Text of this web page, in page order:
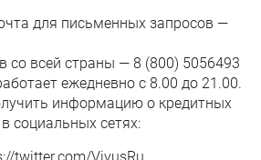
для письменных запросов —
со всей страны — 8 (800) 5056493
ежедневно с 8.00 до 21.00.
информацию о кредитных
социальных сетях: